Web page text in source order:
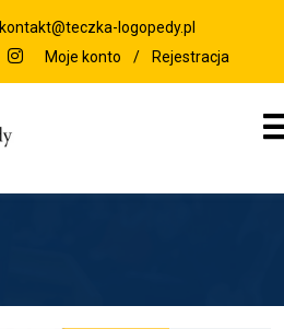
kontakt@teczka-logopedy.pl
Moje konto
/ Rejestracja